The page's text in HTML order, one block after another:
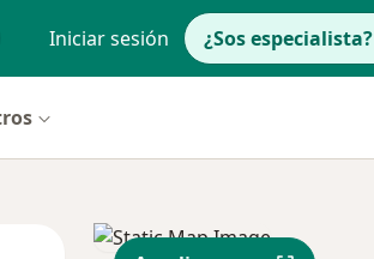
Iniciar sesión ¿Sos especialista?